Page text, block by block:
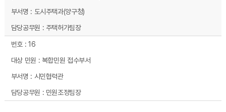
도시주택과(양구청)
주택허가팀장
16
복합민원 접수부서
시민협력관
민원조정팀장